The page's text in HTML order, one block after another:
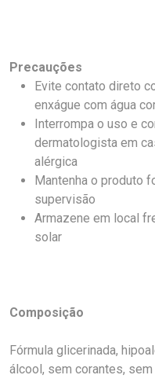
Precauções
Evite contato direto
enxágue com água
Interrompa o uso e
dermatologista em
alérgica
Mantenha o produto
supervisão
Armazene em local
solar
Composição
Fórmula glicerinada,
álcool, sem corantes,